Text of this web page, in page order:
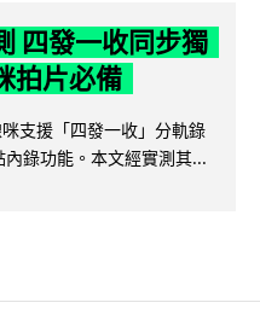
四發一收同步獨
拍片必備
支援「四發一收」分軌錄
錄功能。本文經實測其...